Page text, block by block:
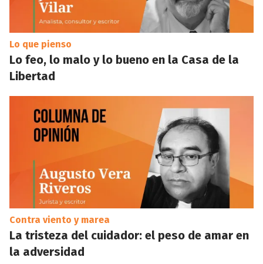
Lo que pienso
Lo feo, lo malo y lo bueno en la Casa de la
Libertad
Contra viento y marea
La tristeza del cuidador: el peso de amar en
la adversidad